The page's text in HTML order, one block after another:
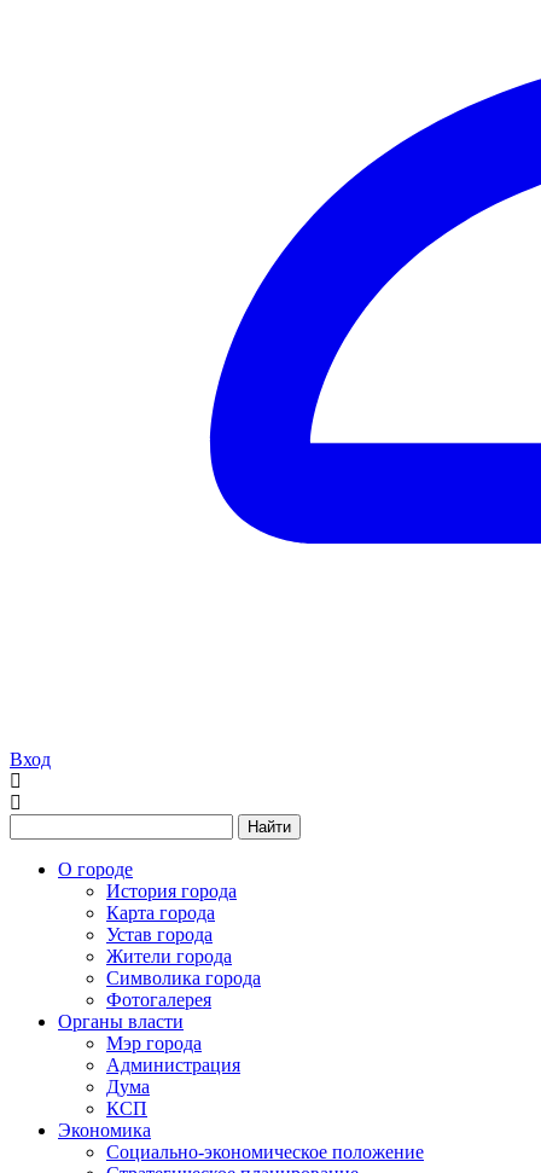
Вход
Найти
О городе
История города
Карта города
Устав города
Жители города
Символика города
Фотогалерея
Органы власти
Мэр города
Администрация
Дума
КСП
Экономика
Социально-экономическое положение